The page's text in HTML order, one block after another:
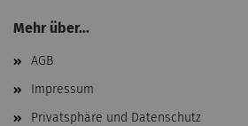
Mehr über...
AGB
Impressum
Privatsphäre und Datenschutz